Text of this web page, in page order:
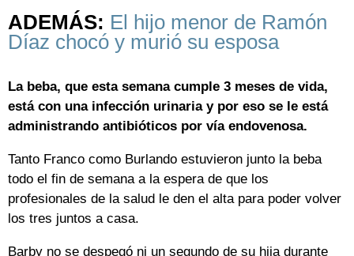
ADEMÁS: El hijo menor de Ramón
Díaz chocó y murió su esposa
La beba, que esta semana cumple 3 meses de vida,
está con una infección urinaria y por eso se le está
administrando antibióticos por vía endovenosa.
Tanto Franco como Burlando estuvieron junto la beba
todo el fin de semana a la espera de que los
profesionales de la salud le den el alta para poder volver
los tres juntos a casa.
Barby no se despegó ni un segundo de su hija durante